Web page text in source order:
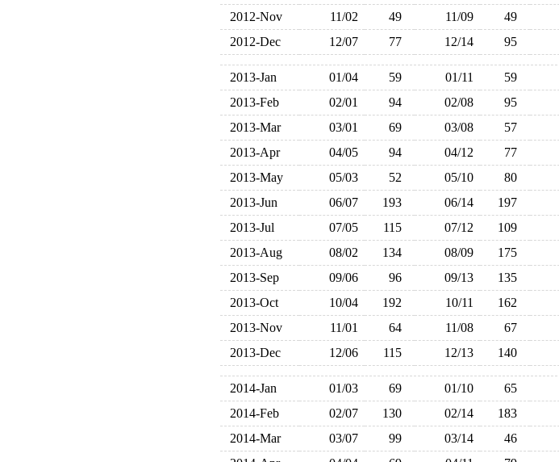
2012-Nov
11/02 49 11/09 49
2012-Dec
12/07 77 12/14 95
2013-Jan 01/04 59 01/11 59
2013-Feb
02/01 94 02/08 95
2013-Mar
03/01 69 03/08 57
2013-Apr
04/05 94 04/12 77
2013-May
05/03 52 05/10 80
2013-Jun
06/07 193 06/14 197
2013-Jul
07/05 115 07/12 109
2013-Aug
08/02 134 08/09 175
2013-Sep
09/06 96 09/13 135
2013-Oct
10/04 192 10/11 162
2013-Nov
11/01 64 11/08 67
2013-Dec
12/06 115 12/13 140
2014-Jan 01/03 69 01/10 65
2014-Feb
02/07 130 02/14 183
2014-Mar
03/07 99 03/14 46